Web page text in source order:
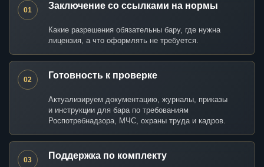
01 Заключение со ссылками на нормы
Какие разрешения обязательны бару, где нужна
лицензия, а что оформлять не требуется.
02 Готовность к проверке
Актуализируем документацию, журналы, приказы
и инструкции для бара по требованиям
Роспотребнадзора, МЧС, охраны труда и кадров.
03 Поддержка по комплекту